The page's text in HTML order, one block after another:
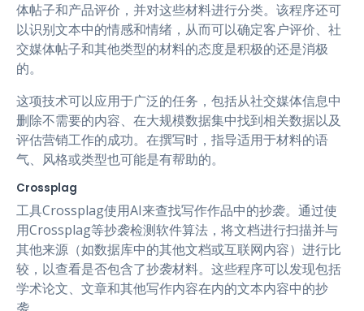
体帖子和产品评价，并对这些材料进行分类。该程序还可
以识别文本中的情感和情绪，从而可以确定客户评价、社
交媒体帖子和其他类型的材料的态度是积极的还是消极
的。
这项技术可以应用于广泛的任务，包括从社交媒体信息中
删除不需要的内容、在大规模数据集中找到相关数据以及
评估营销工作的成功。在撰写时，指导适用于材料的语
气、风格或类型也可能是有帮助的。
Crossplag
工具Crossplag使用AI来查找写作作品中的抄袭。通过使
用Crossplag等抄袭检测软件算法，将文档进行扫描并与
其他来源（如数据库中的其他文档或互联网内容）进行比
较，以查看是否包含了抄袭材料。这些程序可以发现包括
学术论文、文章和其他写作内容在内的文本内容中的抄